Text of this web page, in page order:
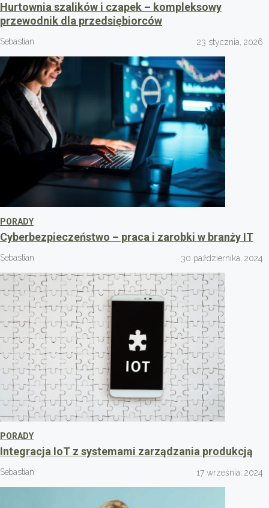
Hurtownia szalików i czapek – kompleksowy
przewodnik dla przedsiębiorców
Sebastian 23 stycznia, 2026
PORADY
Cyberbezpieczeństwo – praca i zarobki w branży IT
Sebastian 30 października, 2024
PORADY
Integracja IoT z systemami zarządzania produkcją
Sebastian 17 września, 2024